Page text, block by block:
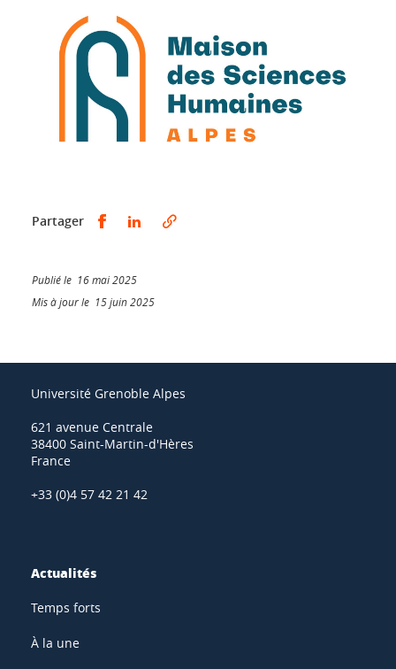
Partager Partager sur Facebook
Partager sur LinkedIn
Publié le 16 mai 2025
Mis à jour le 15 juin 2025
Université Grenoble Alpes
621 avenue Centrale
38400 Saint-Martin-d'Hères
France
+33 (0)4 57 42 21 42
Actualités
Temps forts
À la une